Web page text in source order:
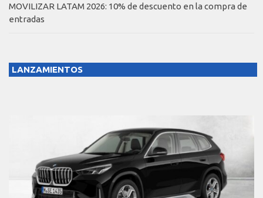
MOVILIZAR LATAM 2026: 10% de descuento en la compra de
entradas
LANZAMIENTOS